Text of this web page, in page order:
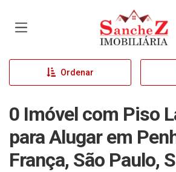
Página inicial
Ordenar
0 Imóvel com Piso
para Alugar em
França, São Paulo,